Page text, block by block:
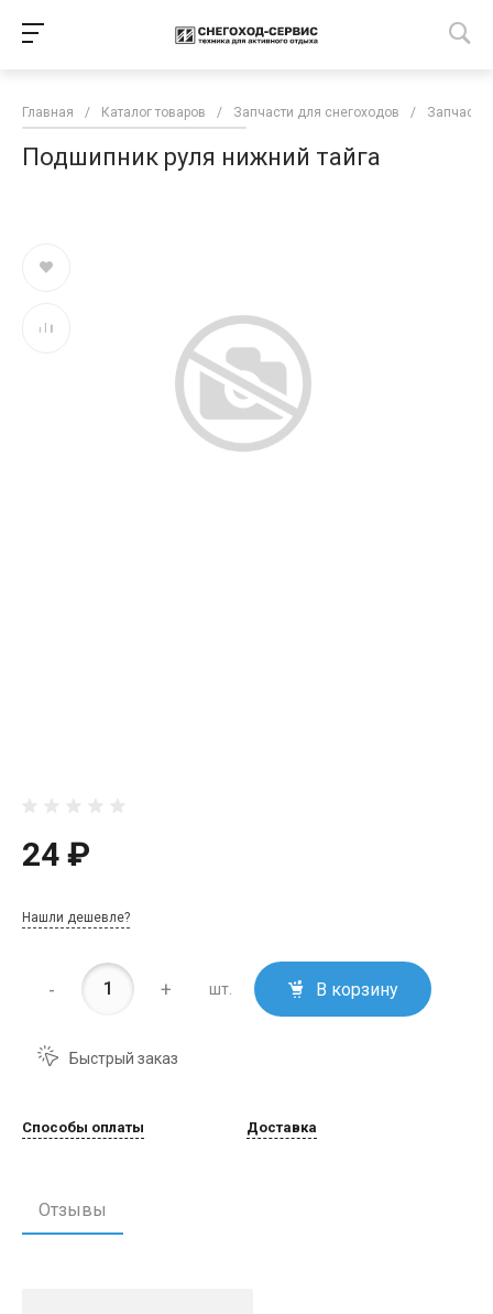
Главная / Каталог товаров / Запчасти для снегоходов / Запчасти
Подшипник руля нижний тайга
24 ₽
Нашли дешевле?
- + шт. В корзину
Быстрый заказ
Способы оплаты Доставка
Отзывы